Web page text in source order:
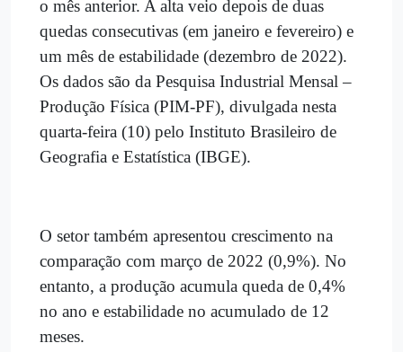
o mês anterior. A alta veio depois de duas
quedas consecutivas (em janeiro e fevereiro) e
um mês de estabilidade (dezembro de 2022).
Os dados são da Pesquisa Industrial Mensal –
Produção Física (PIM-PF), divulgada nesta
quarta-feira (10) pelo Instituto Brasileiro de
Geografia e Estatística (IBGE).
O setor também apresentou crescimento na
comparação com março de 2022 (0,9%). No
entanto, a produção acumula queda de 0,4%
no ano e estabilidade no acumulado de 12
meses.